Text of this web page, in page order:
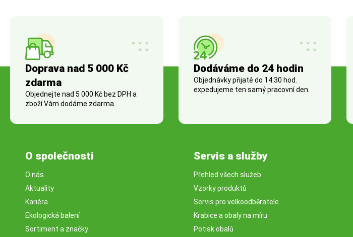
Doprava nad 5 000 Kč
zdarma
Objednejte nad 5 000 Kč bez DPH a
zboží Vám dodáme zdarma.
Dodáváme do 24 hodin
Objednávky přijaté do 14:30 hod.
expedujeme ten samý pracovní den.
O společnosti
O nás
Aktuality
Kariéra
Ekologická balení
Sortiment a značky
Servis a služby
Přehled všech služeb
Vzorky produktů
Servis pro velkoodběratele
Krabice a obaly na míru
Potisk obalů